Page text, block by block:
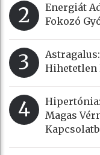
2
Energiát
Fokozó
3
Hihetetlen
4
Magas